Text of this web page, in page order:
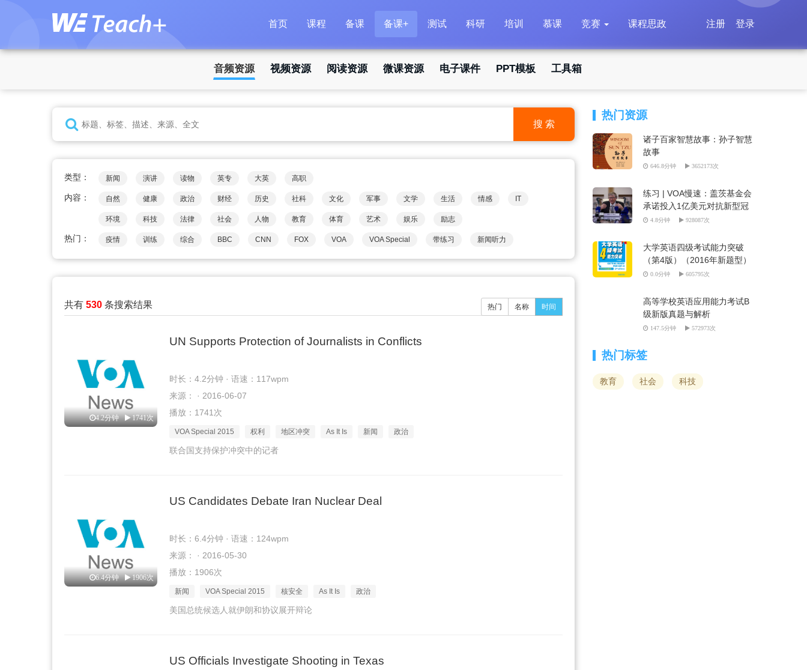
首页 课程 备课 备课+ 测试 科研 培训 慕课 竞赛 课程思政 登录
注册
音频资源 视频资源 阅读资源 微课资源 电子课件 PPT模板 工具箱
搜 索
类型： 新闻 演讲 读物 英专 大英 高职
内容： 自然 健康 政治 财经 历史 社科 文化 军事 文学 生活 情感 IT
环境 科技 法律 社会 人物 教育 体育 艺术 娱乐 励志
热门： 疫情 训练 综合 BBC CNN FOX VOA VOA Special 带练习 新闻听力
共有 530 条搜索结果 热门 名称 时间
4.2分钟 1741次
UN Supports Protection of Journalists in Conflicts
时长：4.2分钟 · 语速：117wpm
来源： · 2016-06-07
播放：1741次
VOA Special 2015 权利 地区冲突 As It Is 新闻 政治
联合国支持保护冲突中的记者
6.4分钟 1906次
US Candidates Debate Iran Nuclear Deal
时长：6.4分钟 · 语速：124wpm
来源： · 2016-05-30
播放：1906次
新闻 VOA Special 2015 核安全 As It Is 政治
美国总统候选人就伊朗和协议展开辩论
US Officials Investigate Shooting in Texas
热门资源
诸子百家智慧故事：孙子智慧
故事
646.8分钟 3652173次
练习 | VOA慢速：盖茨基金会
承诺投入1亿美元对抗新型冠
状病毒
4.8分钟 928087次
大学英语四级考试能力突破
（第4版）（2016年新题型）
0.0分钟 605795次
高等学校英语应用能力考试B
级新版真题与解析
147.5分钟 572973次
热门标签
教育 社会 科技